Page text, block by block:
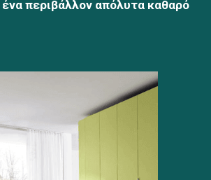
περιβάλλον απόλυτα καθαρό